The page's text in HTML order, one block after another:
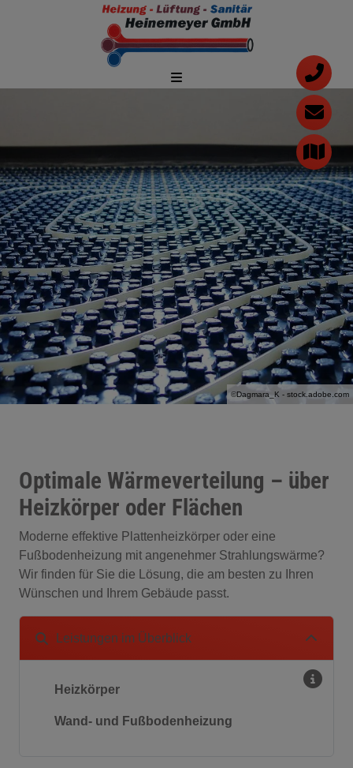
©Dagmara_K - stock.adobe.com
Optimale Wärmeverteilung – über
Heizkörper oder Flächen
Moderne effektive Plattenheizkörper oder eine
Fußbodenheizung mit angenehmer Strahlungswärme?
Wir finden für Sie die Lösung, die am besten zu Ihren
Wünschen und Ihrem Gebäude passt.
Leistungen im Überblick
Heizkörper
Wand- und Fußbodenheizung